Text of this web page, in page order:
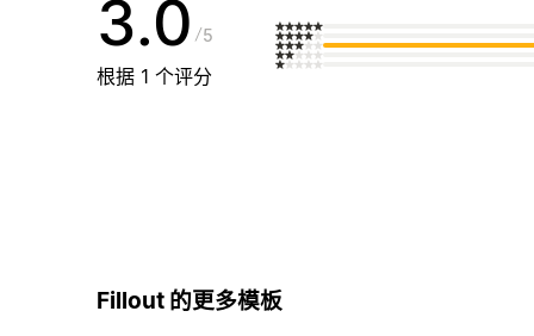
3.0 5
根据 1 个评分
Fillout 的更多模板